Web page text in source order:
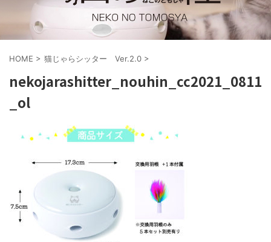
HOME > 猫じゃらシッター Ver.2.0 >
nekojarashitter_nouhin_cc2021_0811
_ol